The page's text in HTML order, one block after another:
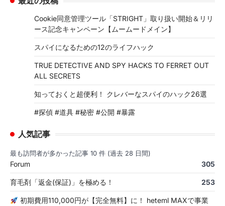
Cookie同意管理ツール「STRIGHT」取り扱い開始＆リリ
ース記念キャンペーン【ムームードメイン】
スパイになるための12のライフハック
TRUE DETECTIVE AND SPY HACKS TO FERRET OUT
ALL SECRETS
知っておくと超便利！ クレバーなスパイのハック26選
#探偵 #道具 #秘密 #公開 #暴露
人気記事
最も訪問者が多かった記事 10 件 (過去 28 日間)
Forum 305
育毛剤「返金(保証)」を極める！ 253
初期費用110,000円が【完全無料】に！ heteml MAXで事業